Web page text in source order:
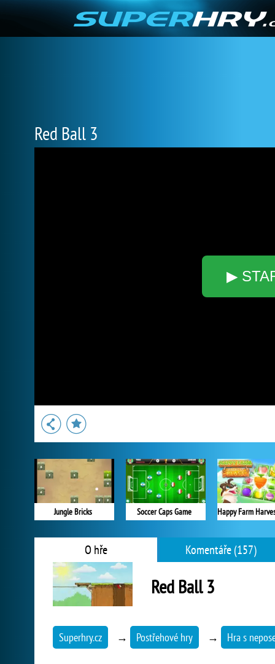
Red Ball 3
▶
Jungle Bricks Soccer Caps Game
O hře Komentáře (157)
Red Ball 3
Superhry.cz → Postřehové hry → Hra s